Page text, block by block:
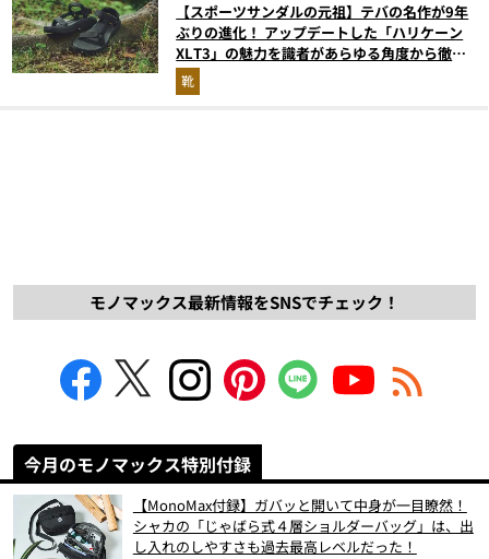
【スポーツサンダルの元祖】テバの名作が9年
ぶりの進化！ アップデートした「ハリケーン
XLT3」の魅力を識者があらゆる角度から徹底
解説！
靴
モノマックス最新情報をSNSでチェック！
今月のモノマックス特別付録
【MonoMax付録】ガバッと開いて中身が一目瞭然！
シャカの「じゃばら式４層ショルダーバッグ」は、出
し入れのしやすさも過去最高レベルだった！